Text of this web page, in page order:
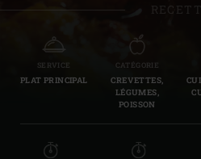
SERVICE
PLAT PRINCIPAL
CATÉGORIE
CREVETTES,
LÉGUMES,
POISSON